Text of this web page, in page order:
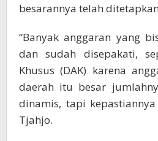
besarannya telah
“Banyak anggaran yang
dan sudah disepakati,
Khusus (DAK) karena
daerah itu besar
dinamis, tapi
Tjahjo.